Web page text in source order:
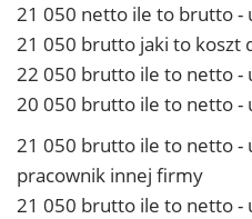
21 050 netto ile to brutto -
21 050 brutto jaki to koszt
22 050 brutto ile to netto -
20 050 brutto ile to netto -
21 050 brutto ile to netto -
pracownik innej firmy
21 050 brutto ile to netto -